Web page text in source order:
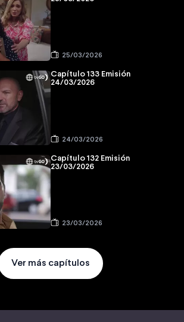
25/03/2026
Capítulo 133 Emisión
24/03/2026
24/03/2026
Capítulo 132 Emisión
23/03/2026
23/03/2026
Ver más capítulos